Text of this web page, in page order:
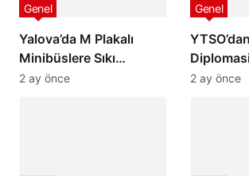
Yalova’da M Plakalı
Minibüslere Sıkı
Denetim
Genel
2 ay önce
Bölgesel
Genel
2 ay önce